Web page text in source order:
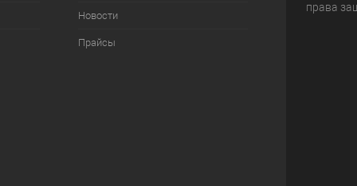
Новости
Прайсы
права